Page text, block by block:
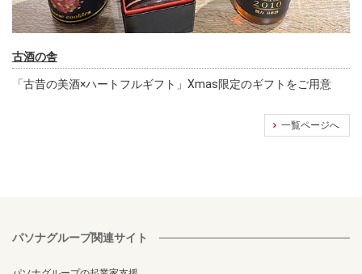
古酒の舎
「古昔の美酒×ハートフルギフト」Xmas限定のギフトをご用意
一覧ページへ
パソナグループ関連サイト